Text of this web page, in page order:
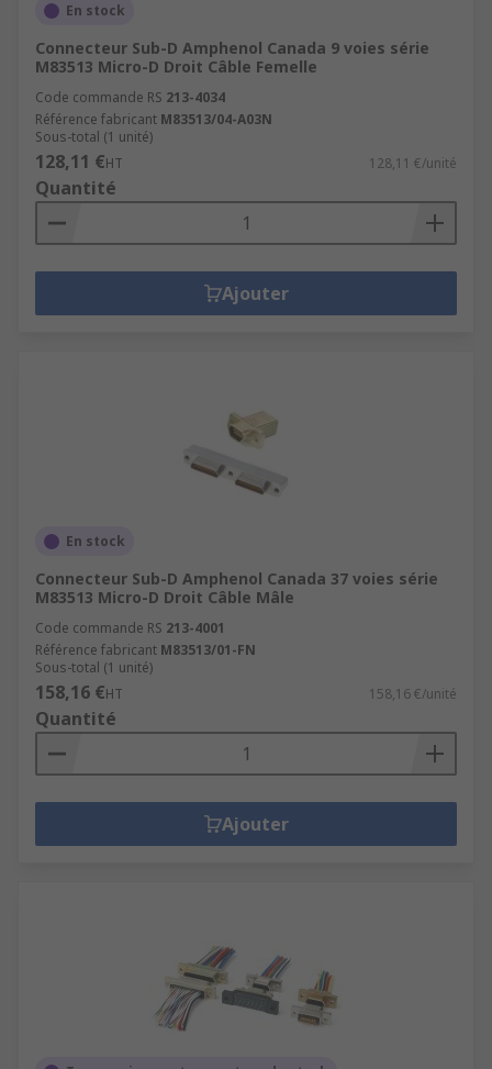
En stock
Connecteur Sub-D Amphenol Canada 9 voies série
M83513 Micro-D Droit Câble Femelle
Code commande RS 213-4034
Référence fabricant M83513/04-A03N
Sous-total (1 unité)
128,11 €HT 128,11 €/unité
Quantité
Ajouter
En stock
Connecteur Sub-D Amphenol Canada 37 voies série
M83513 Micro-D Droit Câble Mâle
Code commande RS 213-4001
Référence fabricant M83513/01-FN
Sous-total (1 unité)
158,16 €HT 158,16 €/unité
Quantité
Ajouter